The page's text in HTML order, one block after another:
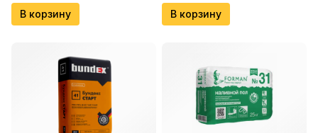
В корзину
В корзину